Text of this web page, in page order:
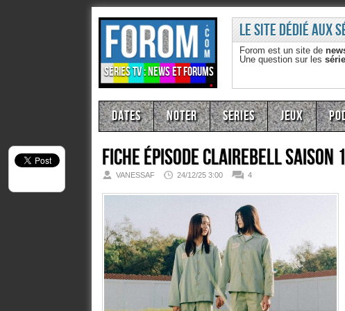
Séries TV : news et forums
Le site dédié aux
Forom est un site de
Une question sur les
Dates Noter Series Jeux
Fiche épisodeClairebell Saison
VANESSAF 24/12/25 3:00 4